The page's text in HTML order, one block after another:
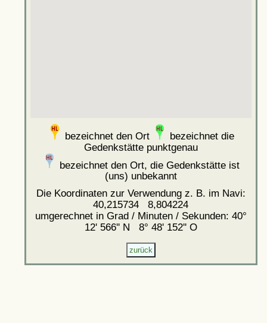
bezeichnet den Ort
bezeichnet die
Gedenkstätte punktgenau
bezeichnet den Ort, die Gedenkstätte ist
(uns) unbekannt
Die Koordinaten zur Verwendung z. B. im Navi:
40,215734 8,804224
umgerechnet in Grad / Minuten / Sekunden: 40°
12' 566'' N 8° 48' 152'' O